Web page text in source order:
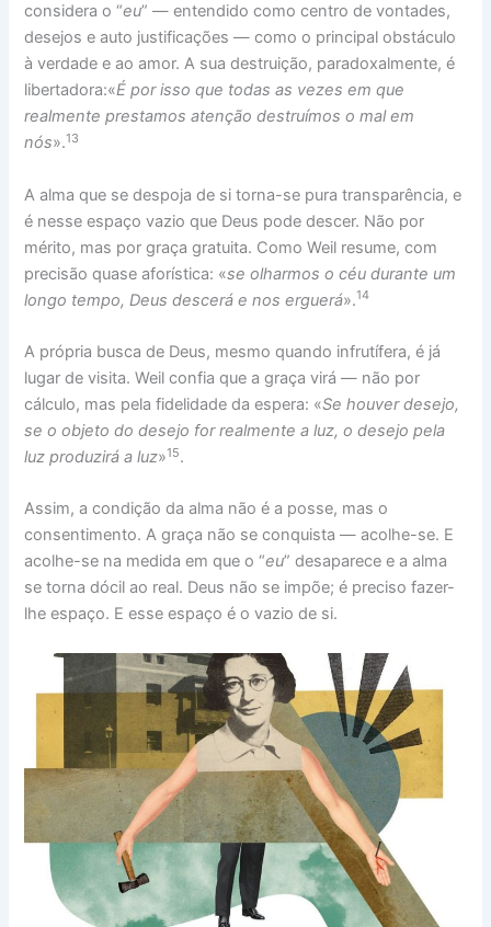
considera o “eu” — entendido como centro de vontades,
desejos e auto justificações — como o principal obstáculo
à verdade e ao amor. A sua destruição, paradoxalmente, é
libertadora:«É por isso que todas as vezes em que
realmente prestamos atenção destruímos o mal em
nós».13
A alma que se despoja de si torna-se pura transparência, e
é nesse espaço vazio que Deus pode descer. Não por
mérito, mas por graça gratuita. Como Weil resume, com
precisão quase aforística: «se olharmos o céu durante um
longo tempo, Deus descerá e nos erguerá».14
A própria busca de Deus, mesmo quando infrutífera, é já
lugar de visita. Weil confia que a graça virá — não por
cálculo, mas pela fidelidade da espera: «Se houver desejo,
se o objeto do desejo for realmente a luz, o desejo pela
luz produzirá a luz»15.
Assim, a condição da alma não é a posse, mas o
consentimento. A graça não se conquista — acolhe-se. E
acolhe-se na medida em que o “eu” desaparece e a alma
se torna dócil ao real. Deus não se impõe; é preciso fazer-
lhe espaço. E esse espaço é o vazio de si.